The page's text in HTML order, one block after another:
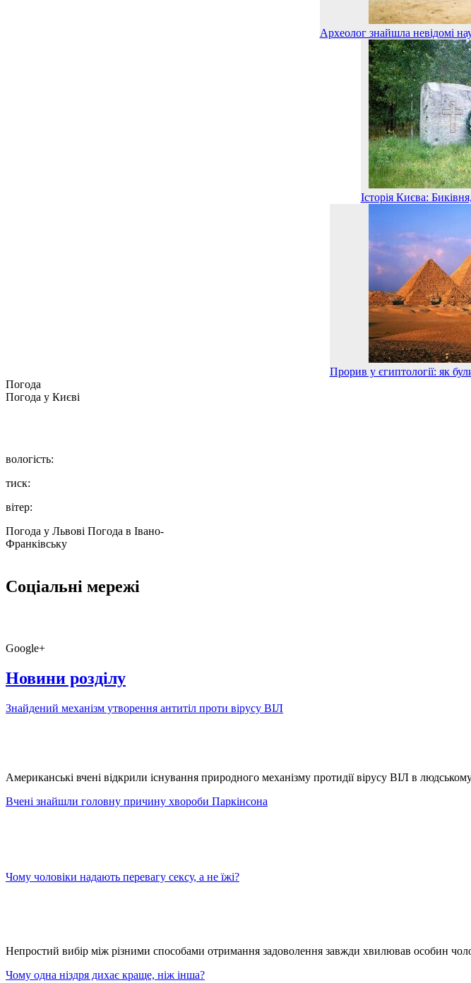
Археолог знайшла невідомі
Історія Києва:
Прорив у єгиптології: як
Погода
Погода у Києві
вологість:
тиск:
вітер:
Погода у Львові Погода в Івано-
Франківську
Соціальні мережі
Google+
Новини розділу
Знайдений механізм утворення антитіл проти вірусу ВІЛ
Американські вчені відкрили існування природного механізму протидії вірусу ВІЛ в
Вчені знайшли головну причину хвороби Паркінсона
Чому чоловіки надають перевагу сексу, а не їжі?
Непростий вибір між різними способами отримання задоволення завжди хвилював особин
Чому одна ніздря дихає краще, ніж інша?